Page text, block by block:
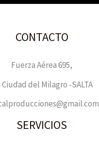
CONTACTO
Fuerza Aérea 695,
Ciudad del Milagro -SALTA
SERVICIOS